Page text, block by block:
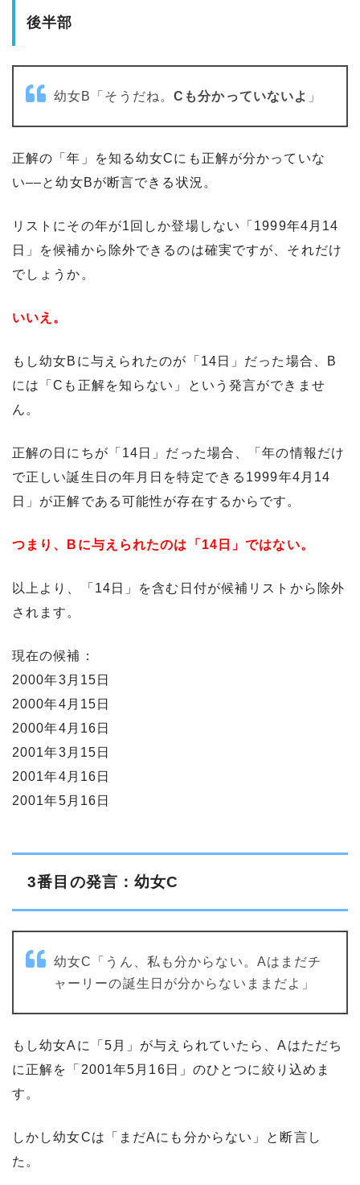
後半部
幼女B「そうだね。Cも分かっていないよ 」
正解の「年」を知る幼女Cにも正解が分かっていな
い––と幼女Bが断言できる状況。
リストにその年が1回しか登場しない「1999年4月14
日」を候補から除外できるのは確実ですが、それだけ
でしょうか。
いいえ。
もし幼女Bに与えられたのが「14日」だった場合、B
には「Cも正解を知らない」という発言ができませ
ん。
正解の日にちが「14日」だった場合、「年の情報だけ
で正しい誕生日の年月日を特定できる1999年4月14
日」が正解である可能性が存在するからです。
つまり、Bに与えられたのは「14日」ではない。
以上より、「14日」を含む日付が候補リストから除外
されます。
現在の候補：
2000年3月15日
2000年4月15日
2000年4月16日
2001年3月15日
2001年4月16日
2001年5月16日
3番目の発言：幼女C
幼女C「うん、私も分からない。Aはまだチ
ャーリーの誕生日が分からないままだよ」
もし幼女Aに「5月」が与えられていたら、Aはただち
に正解を「2001年5月16日」のひとつに絞り込めま
す。
しかし幼女Cは「まだAにも分からない」と断言し
た。